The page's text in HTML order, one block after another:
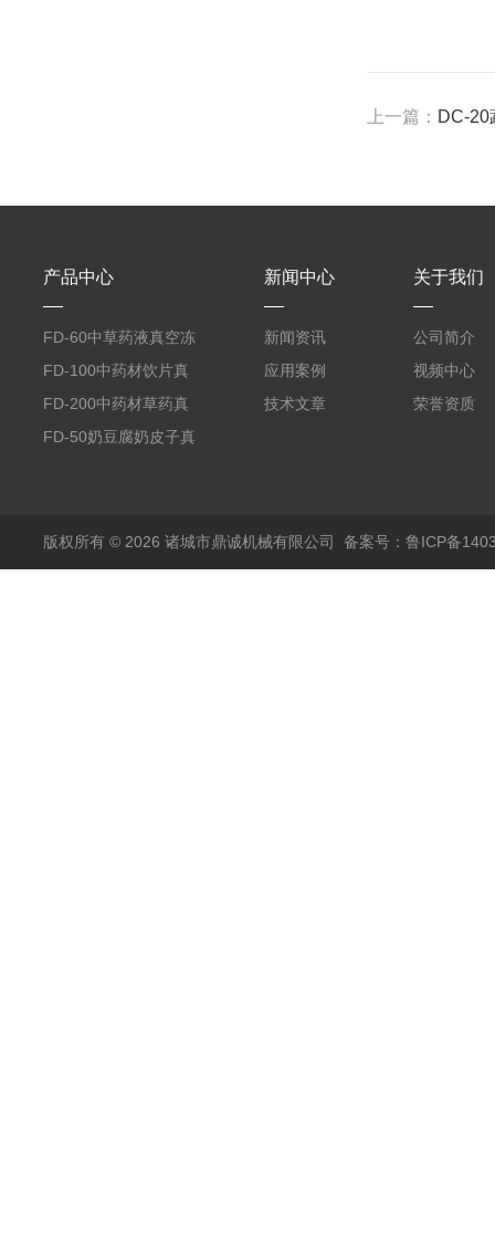
上一篇： DC-20
产品中心
FD-60中草药液真空冻
干机
FD-100中药材饮片真
空冻干机
FD-200中药材草药真
空冻干机
FD-50奶豆腐奶皮子真
新闻中心
新闻资讯
应用案例
技术文章
关于我们
公司简介
视频中心
荣誉资质
版权所有 © 2026 诸城市鼎诚机械有限公司 备案号：鲁ICP备